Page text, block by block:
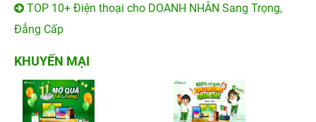
TOP 10+ Điện thoại cho DOANH NHÂN Sang Trọng,
Đẳng Cấp
KHUYẾN MẠI